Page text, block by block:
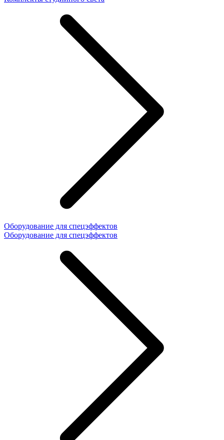
Оборудование для спецэффектов
Оборудование для спецэффектов